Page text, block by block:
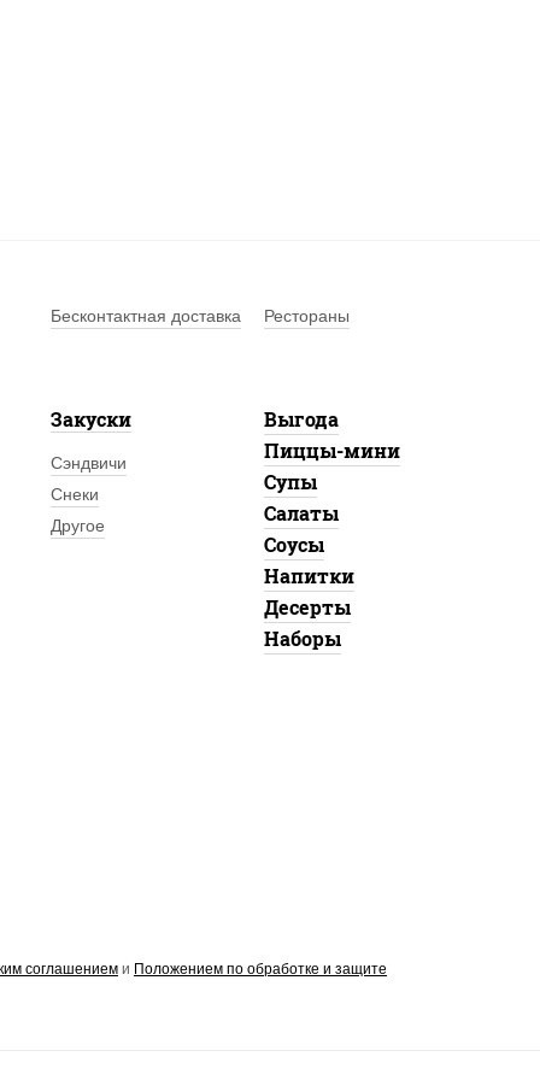
Бесконтактная доставка
Рестораны
Закуски
Сэндвичи
Снеки
Другое
Выгода
Пиццы-мини
Супы
Салаты
Соусы
Напитки
Десерты
Наборы
соглашением и Положением по обработке и защите